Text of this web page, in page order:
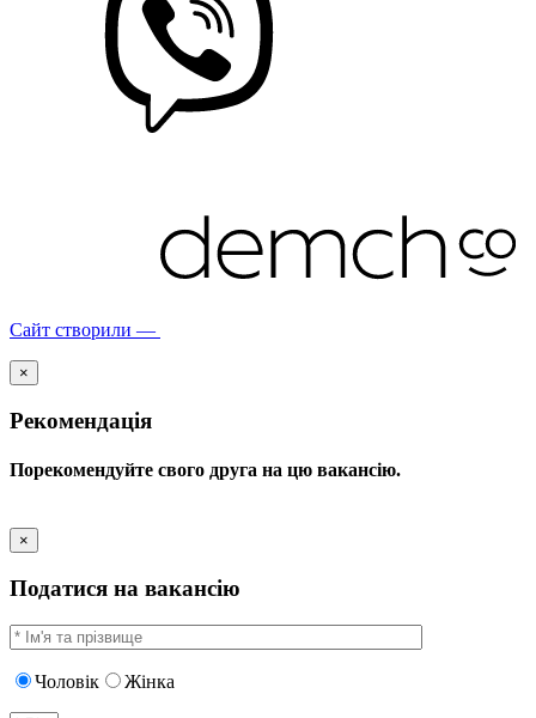
Сайт створили —
×
Рекомендація
Порекомендуйте свого друга на цю вакансію.
×
Податися на вакансію
Чоловік Жінка